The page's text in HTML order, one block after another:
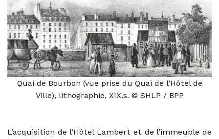
Quai de Bourbon (vue prise du Quai de l’Hôtel de
Ville), lithographie, XIX.s. © SHLP / BPP
L’acquisition de l’Hôtel Lambert et de l’immeuble de